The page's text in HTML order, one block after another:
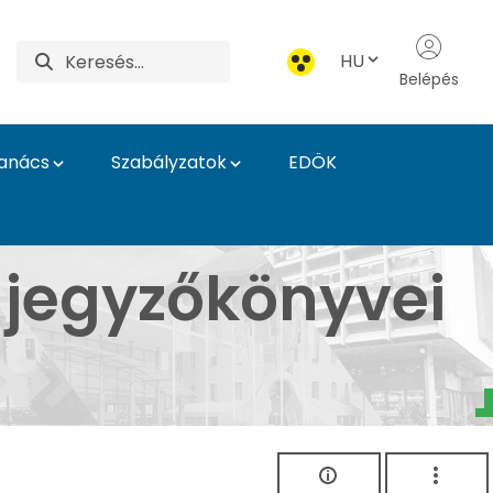
HU
Belépés
Szabályzatok
EDÖK
Iskolák